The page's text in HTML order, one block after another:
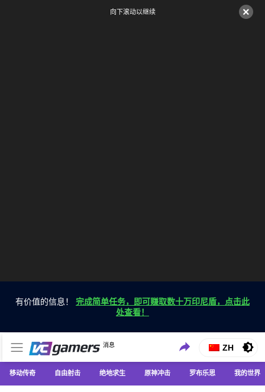
×
向下滚动以继续
有价值的信息！ 完成简单任务，即可赚取数十万印尼盾，点击此
处查看！
VC游戏新闻
消息
仅在 VCGamers 获取最新的游戏新闻
ZH
移动传奇 自由射击 绝地求生 原神冲击 罗布乐思 我的世界